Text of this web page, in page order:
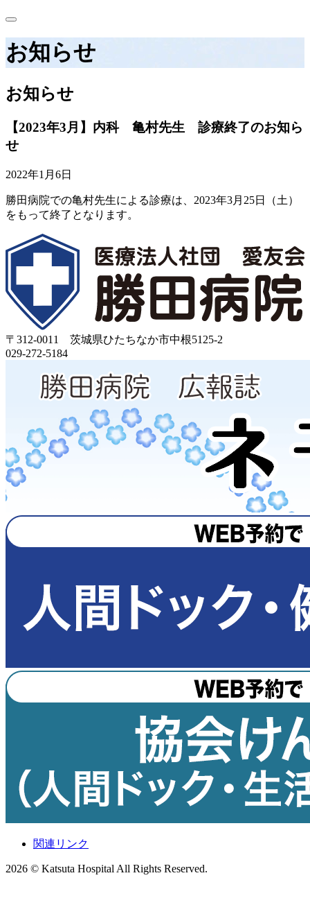
お知らせ
お知らせ
【2023年3月】内科 亀村先生 診療終了のお知ら
せ
2022年1月6日
勝田病院での亀村先生による診療は、2023年3月25日（土）
をもって終了となります。
〒312-0011 茨城県ひたちなか市中根5125-2
029-272-5184
関連リンク
2026 © Katsuta Hospital All Rights Reserved.